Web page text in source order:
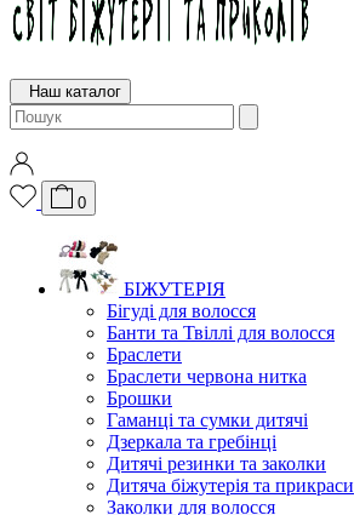
Наш каталог
0
БІЖУТЕРІЯ
Бігуді для волосся
Банти та Твіллі для волосся
Браслети
Браслети червона нитка
Брошки
Гаманці та сумки дитячі
Дзеркала та гребінці
Дитячі резинки та заколки
Дитяча біжутерія та прикраси
Заколки для волосся